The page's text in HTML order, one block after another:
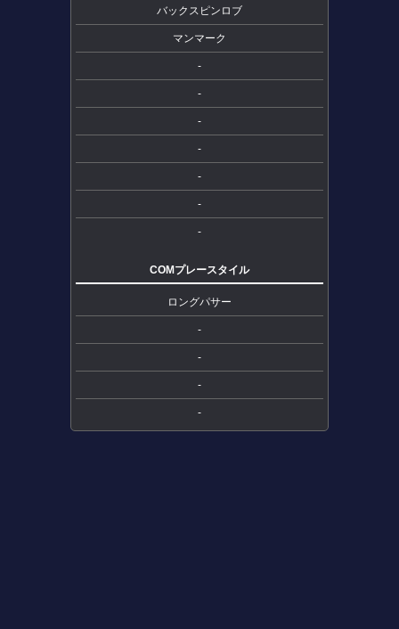
バックスピンロブ
マンマーク
-
-
-
-
-
-
-
COMプレースタイル
ロングパサー
-
-
-
-